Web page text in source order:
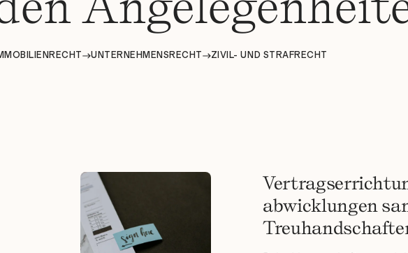
UNTERNEHMENSRECHT ZIVIL- UND STRAFRECHT
abwicklungen